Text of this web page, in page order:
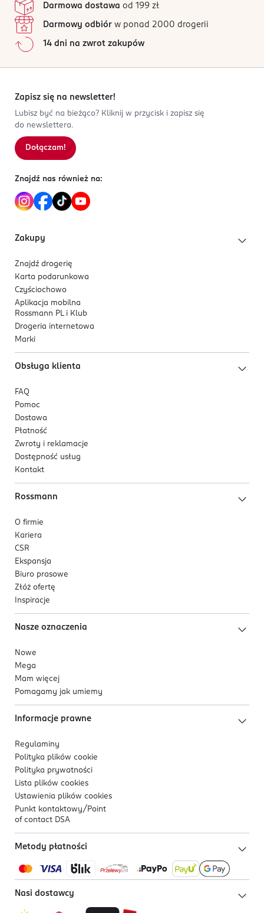
doskonale nadaje się do oznaczania kartonu,
papieru fotograficznego, tektury, drewna, metalu,
nasadka z klipsem
PRODUCENT/PODMIOT ODPOWIEDZIALNY
Newell Poland Services sp. z o.o.
Plac Władysława Andersa 7
61-894 Poznań
Kod EAN
Wszystkie opinie są zweryfikowane zakupem.
4
0%
2
1
0%
Sortowanie wg
Darmowa dostawa od 199 zł
Darmowy odbiór w ponad 2000 drogerii
14 dni na zwrot zakupów
Zapisz się na newsletter!
Lubisz być na bieżąco? Kliknij w przycisk i zapisz się
do newslettera.
Dołączam!
Znajdź nas również na:
Zakupy
Znajdź drogerię
Karta podarunkowa
Czyściochowo
Aplikacja mobilna
Rossmann PL i Klub
Drogeria internetowa
Marki
Obsługa klienta
FAQ
Pomoc
Dostawa
Płatność
Zwroty i reklamacje
Dostępność usług
Kontakt
Rossmann
O firmie
Kariera
CSR
Ekspansja
Biuro prasowe
Złóż ofertę
Inspiracje
Nasze oznaczenia
Nowe
Mega
Mam więcej
Pomagamy jak umiemy
Informacje prawne
Regulaminy
Polityka plików cookie
Polityka prywatności
Lista plików cookies
Ustawienia plików cookies
Punkt kontaktowy/ Point
of contact DSA
Metody płatności
Nasi dostawcy